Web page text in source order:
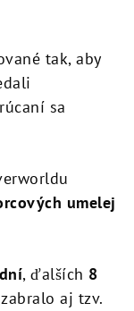
tak, aby
sa
umelej
, ďalších 8
zabralo aj tzv.